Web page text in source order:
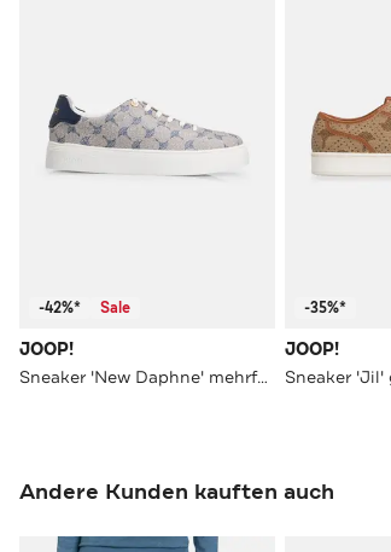
-42%* Sale
JOOP!
Sneaker 'New Daphne' mehrfarbig
-35%*
JOOP!
Sneaker
Andere Kunden kauften auch